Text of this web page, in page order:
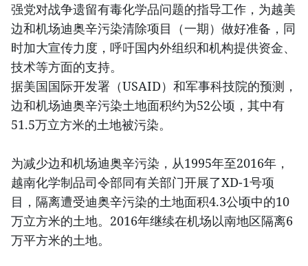
强党对战争遗留有毒化学品问题的指导工作，为越美
边和机场迪奥辛污染清除项目（一期）做好准备，同
时加大宣传力度，呼吁国内外组织和机构提供资金、
技术等方面的支持。
据美国国际开发署（USAID）和军事科技院的预测，
边和机场迪奥辛污染土地面积约为52公顷，其中有
51.5万立方米的土地被污染。
为减少边和机场迪奥辛污染，从1995年至2016年，
越南化学制品司令部同有关部门开展了XD-1号项
目，隔离遭受迪奥辛污染的土地面积4.3公顷中的10
万立方米的土地。2016年继续在机场以南地区隔离6
万平方米的土地。